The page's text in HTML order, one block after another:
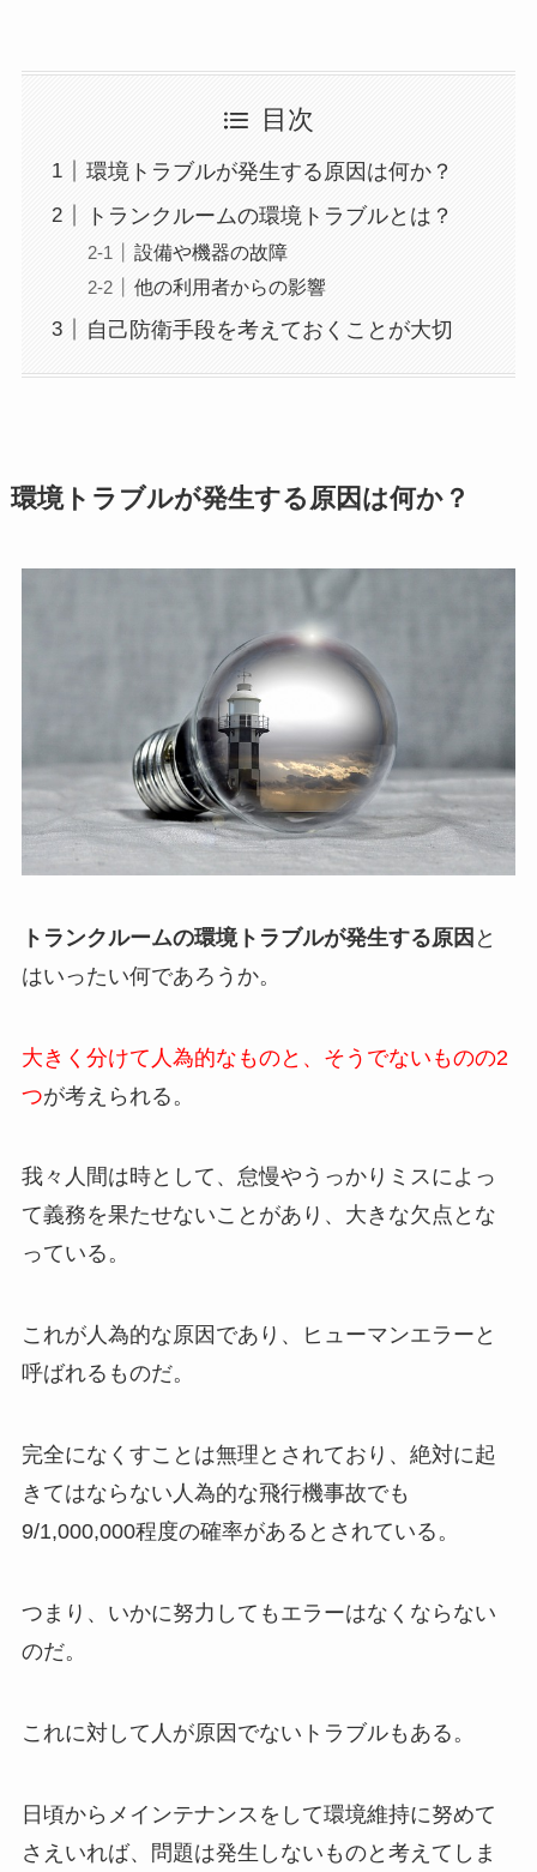
目次
環境トラブルが発生する原因は何か？
トランクルームの環境トラブルとは？
設備や機器の故障
他の利用者からの影響
自己防衛手段を考えておくことが大切
環境トラブルが発生する原因は何か？
トランクルームの環境トラブルが発生する原因 と
はいったい何であろうか。
大きく分けて人為的なものと、そうでないものの2
つが考えられる。
我々人間は時として、怠慢やうっかりミスによっ
て義務を果たせないことがあり、大きな欠点とな
っている。
これが人為的な原因であり、ヒューマンエラーと
呼ばれるものだ。
完全になくすことは無理とされており、絶対に起
きてはならない人為的な飛行機事故でも
9/1,000,000程度の確率があるとされている。
つまり、いかに努力してもエラーはなくならない
のだ。
これに対して人が原因でないトラブルもある。
日頃からメインテナンスをして環境維持に努めて
さえいれば、問題は発生しないものと考えてしま